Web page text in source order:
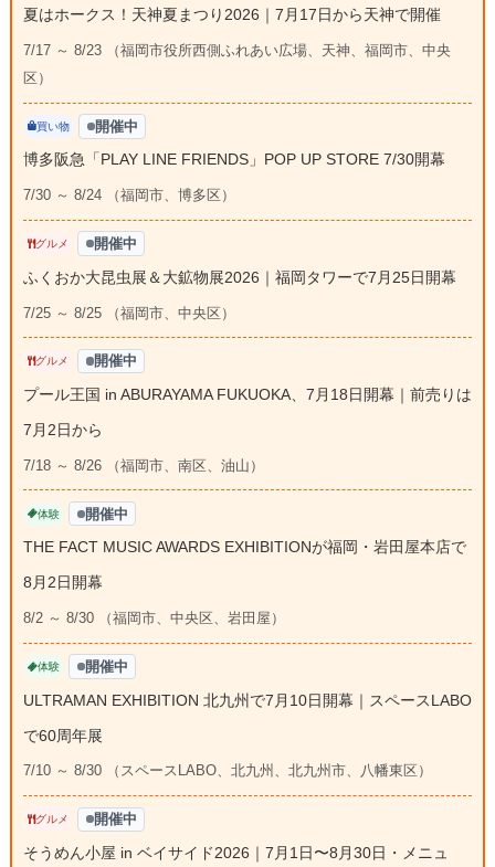
夏はホークス！天神夏まつり2026｜7月17日から天神で開催
7/17 ～ 8/23 （福岡市役所西側ふれあい広場、天神、福岡市、中央
区）
買い物 開催中
博多阪急「PLAY LINE FRIENDS」POP UP STORE 7/30開幕
7/30 ～ 8/24 （福岡市、博多区）
グルメ 開催中
ふくおか大昆虫展＆大鉱物展2026｜福岡タワーで7月25日開幕
7/25 ～ 8/25 （福岡市、中央区）
グルメ 開催中
プール王国 in ABURAYAMA FUKUOKA、7月18日開幕｜前売りは
7月2日から
7/18 ～ 8/26 （福岡市、南区、油山）
体験 開催中
THE FACT MUSIC AWARDS EXHIBITIONが福岡・岩田屋本店で
8月2日開幕
8/2 ～ 8/30 （福岡市、中央区、岩田屋）
体験 開催中
ULTRAMAN EXHIBITION 北九州で7月10日開幕｜スペースLABO
で60周年展
7/10 ～ 8/30 （スペースLABO、北九州、北九州市、八幡東区）
グルメ 開催中
そうめん小屋 in ベイサイド2026｜7月1日〜8月30日・メニュ